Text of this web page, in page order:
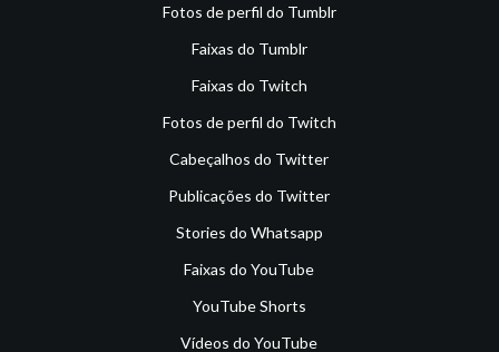
Fotos de perfil do Tumblr
Faixas do Tumblr
Faixas do Twitch
Fotos de perfil do Twitch
Cabeçalhos do Twitter
Publicações do Twitter
Stories do Whatsapp
Faixas do YouTube
YouTube Shorts
Vídeos do YouTube